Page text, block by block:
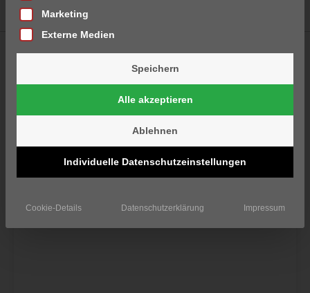
Home erlebnisse
Entdecken Sie diese besonderen
Erlebnisse
Freizeit / Ausflug
Marketing
Externe Medien
Speichern
Alle akzeptieren
Ablehnen
Individuelle Datenschutzeinstellungen
Cookie-Details Datenschutzerklärung Impressum